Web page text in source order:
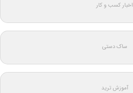
اخبار کسب و کار
ساک دستی
آموزش ترید